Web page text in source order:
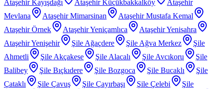
Ataşehir Kayışdağı
Ataşehir Küçükbakkalköy
Ataşehir
Mevlana
Ataşehir Mimarsinan
Ataşehir Mustafa Kemal
Ataşehir Örnek
Ataşehir Yeniçamlıca
Ataşehir Yenisahra
Ataşehir Yenişehir
Şile Ağaçdere Şile Ağva Merkez
Şile
Ahmetli
Şile Akçakese Şile Alacalı Şile Avcıkoru
Şile
Balibey
Şile Bıçkıdere Şile Bozgoca Şile Bucaklı
Şile
Çataklı
Şile Çavuş Şile Çayırbaşı Şile Çelebi
Şile